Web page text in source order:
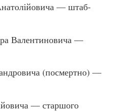
— штаб-
Валентиновича —
(посмертно) —
— старшого